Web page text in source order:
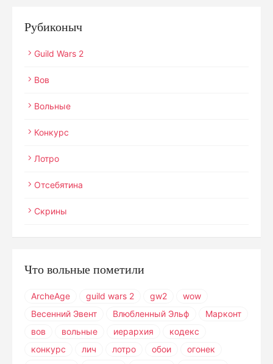
Рубиконыч
Guild Wars 2
Вов
Вольные
Конкурс
Лотро
Отсебятина
Скрины
Что вольные пометили
ArcheAge guild wars 2 gw2
wow
Весенний Эвент
Влюбленный Эльф
Марконт
вов
вольные иерархия
кодекс
конкурс
лич лотро обои
огонек